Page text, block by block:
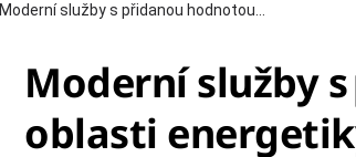
Moderní služby s přidanou hodnotou...
Moderní služby
oblasti